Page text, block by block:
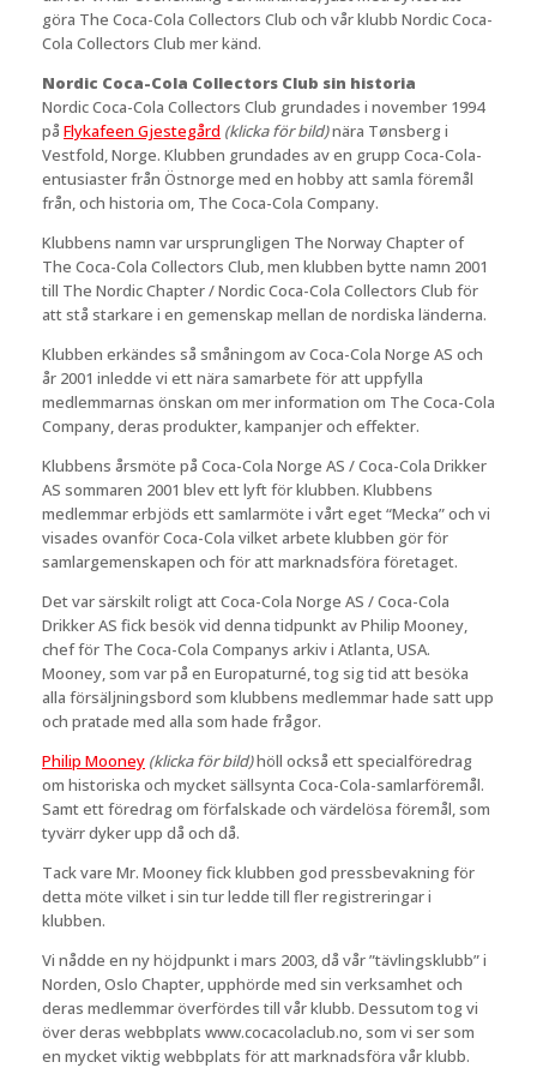
göra The Coca-Cola Collectors Club och vår klubb Nordic Coca-
Cola Collectors Club mer känd.
Nordic Coca-Cola Collectors Club sin historia
Nordic Coca-Cola Collectors Club grundades i november 1994
på Flykafeen Gjestegård (klicka för bild)nära Tønsberg i
Vestfold, Norge. Klubben grundades av en grupp Coca-Cola-
entusiaster från Östnorge med en hobby att samla föremål
från, och historia om, The Coca-Cola Company.
Klubbens namn var ursprungligen The Norway Chapter of
The Coca-Cola Collectors Club, men klubben bytte namn 2001
till The Nordic Chapter / Nordic Coca-Cola Collectors Club för
att stå starkare i en gemenskap mellan de nordiska länderna.
Klubben erkändes så småningom av Coca-Cola Norge AS och
år 2001 inledde vi ett nära samarbete för att uppfylla
medlemmarnas önskan om mer information om The Coca-Cola
Company, deras produkter, kampanjer och effekter.
Klubbens årsmöte på Coca-Cola Norge AS / Coca-Cola Drikker
AS sommaren 2001 blev ett lyft för klubben. Klubbens
medlemmar erbjöds ett samlarmöte i vårt eget “Mecka” och vi
visades ovanför Coca-Cola vilket arbete klubben gör för
samlargemenskapen och för att marknadsföra företaget.
Det var särskilt roligt att Coca-Cola Norge AS / Coca-Cola
Drikker AS fick besök vid denna tidpunkt av Philip Mooney,
chef för The Coca-Cola Companys arkiv i Atlanta, USA.
Mooney, som var på en Europaturné, tog sig tid att besöka
alla försäljningsbord som klubbens medlemmar hade satt upp
och pratade med alla som hade frågor.
Philip Mooney (klicka för bild)höll också ett specialföredrag
om historiska och mycket sällsynta Coca-Cola-samlarföremål.
Samt ett föredrag om förfalskade och värdelösa föremål, som
tyvärr dyker upp då och då.
Tack vare Mr. Mooney fick klubben god pressbevakning för
detta möte vilket i sin tur ledde till fler registreringar i
klubben.
Vi nådde en ny höjdpunkt i mars 2003, då vår ”tävlingsklubb” i
Norden, Oslo Chapter, upphörde med sin verksamhet och
deras medlemmar överfördes till vår klubb. Dessutom tog vi
över deras webbplats www.cocacolaclub.no, som vi ser som
en mycket viktig webbplats för att marknadsföra vår klubb.